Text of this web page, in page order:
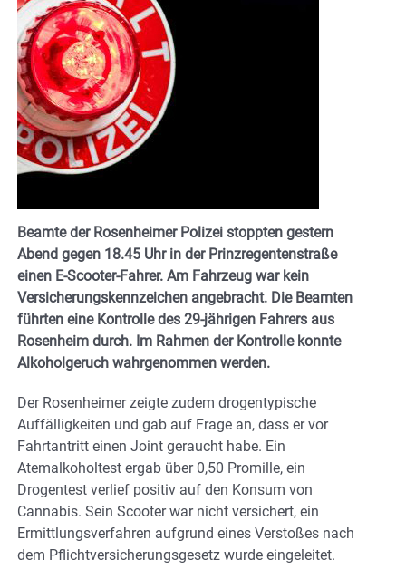
Beamte der Rosenheimer Polizei stoppten gestern
Abend gegen 18.45 Uhr in der Prinzregentenstraße
einen E-Scooter-Fahrer. Am Fahrzeug war kein
Versicherungskennzeichen angebracht. Die Beamten
führten eine Kontrolle des 29-jährigen Fahrers aus
Rosenheim durch. Im Rahmen der Kontrolle konnte
Alkoholgeruch wahrgenommen werden.
Der Rosenheimer zeigte zudem drogentypische
Auffälligkeiten und gab auf Frage an, dass er vor
Fahrtantritt einen Joint geraucht habe. Ein
Atemalkoholtest ergab über 0,50 Promille, ein
Drogentest verlief positiv auf den Konsum von
Cannabis. Sein Scooter war nicht versichert, ein
Ermittlungsverfahren aufgrund eines Verstoßes nach
dem Pflichtversicherungsgesetz wurde eingeleitet.